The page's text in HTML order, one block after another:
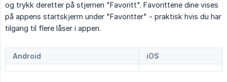
og trykk deretter på stjernen "Favoritt". Favorittene dine vises
på appens startskjerm under "Favoritter" - praktisk hvis du har
tilgang til flere låser i appen.
Android iOS